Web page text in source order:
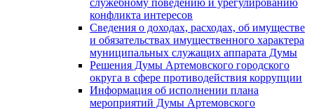
конфликта интересов
Сведения о доходах, расходах, об имуществе
и обязательствах имущественного характера
муниципальных служащих аппарата Думы
Решения Думы Артемовского городского
округа в сфере противодействия коррупции
Информация об исполнении плана
мероприятий Думы Артемовского